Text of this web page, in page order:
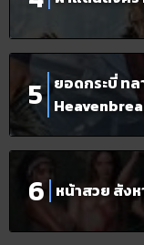
ยอดกระบี่ ท
หน้าสวย สัง